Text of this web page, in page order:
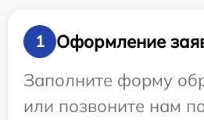
1
Оформление
Заполните форму
или позвоните нам